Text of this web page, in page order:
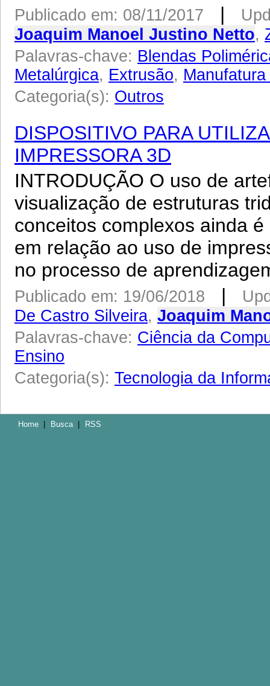
Publicado em: 08/11/2017 |
Joaquim Manoel Justino Netto,
Palavras-chave: Blendas
Metalúrgica, Extrusão,
Categoria(s): Outros
DISPOSITIVO PARA
IMPRESSORA 3D
INTRODUÇÃO O uso de
visualização de estruturas
conceitos complexos ainda
em relação ao uso de
no processo de
Publicado em: 19/06/2018 |
De Castro Silveira, Joaquim
Palavras-chave: Ciência da
Ensino
Categoria(s): Tecnologia da
Home Busca RSS